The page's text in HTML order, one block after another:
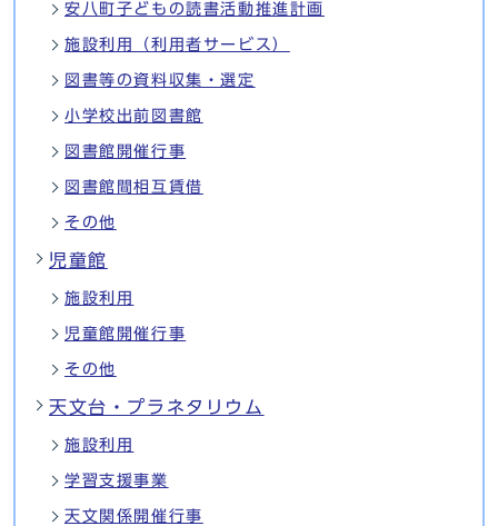
安八町子どもの読書活動推進計画
施設利用（利用者サービス）
図書等の資料収集・選定
小学校出前図書館
図書館開催行事
図書館間相互賃借
その他
児童館
施設利用
児童館開催行事
その他
天文台・プラネタリウム
施設利用
学習支援事業
天文関係開催行事